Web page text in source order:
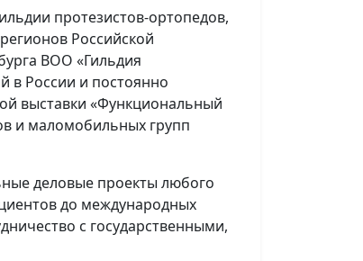
протезистов-ортопедов,
Российской
ВОО «Гильдия
в России и постоянно
выставки «Функциональный
и маломобильных групп
деловые проекты любого
до международных
с государственными,